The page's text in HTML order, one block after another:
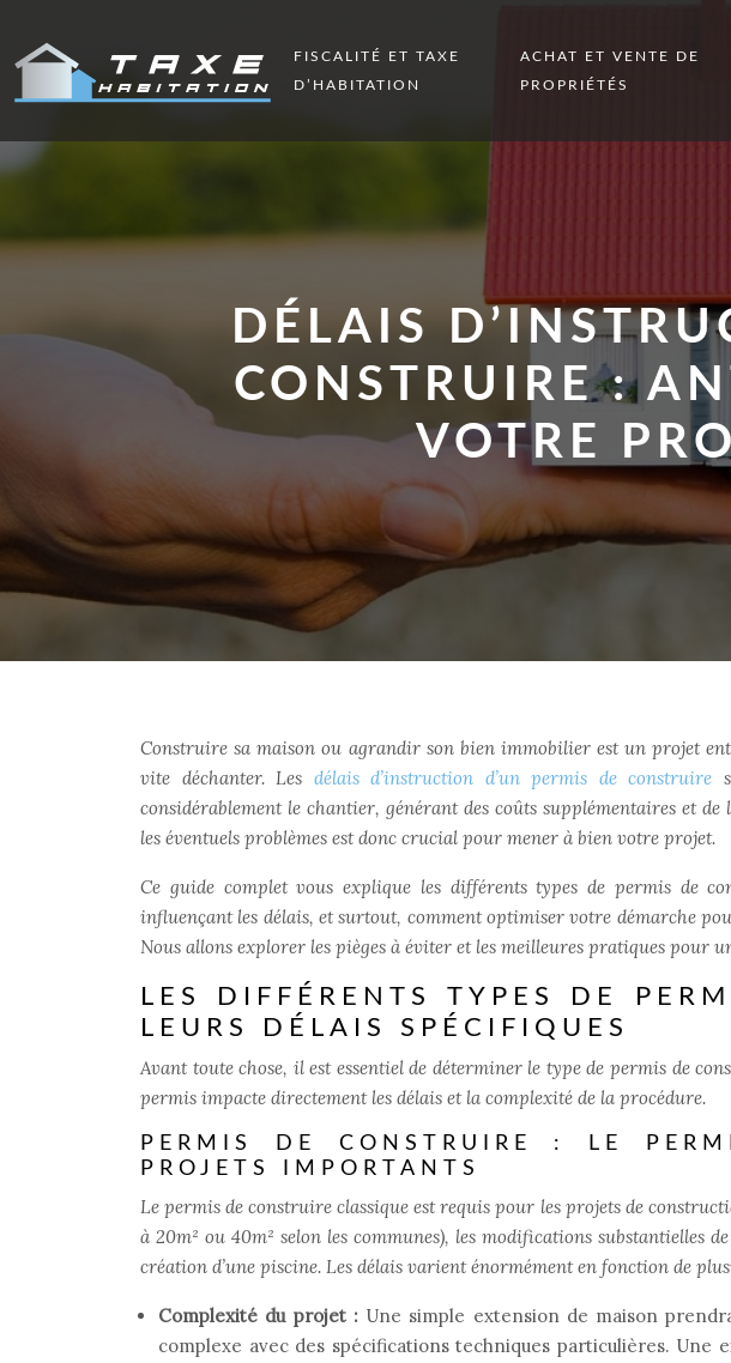
FISCALITÉ ET TAXE
D’HABITATION
ACHAT ET VENTE DE
PROPRIÉTÉS
DÉLAIS
CONSTRUIRE :
VOTRE
Construire sa maison ou agrandir son bien immobilier est un projet
vite déchanter. Les délais d’instruction d’un permis de construire
considérablement le chantier, générant des coûts supplémentaires et
les éventuels problèmes est donc crucial pour mener à bien votre projet.
Ce guide complet vous explique les différents types de permis de
influençant les délais, et surtout, comment optimiser votre démarche
Nous allons explorer les pièges à éviter et les meilleures pratiques pour
LES DIFFÉRENTS TYPES DE
LEURS DÉLAIS SPÉCIFIQUES
Avant toute chose, il est essentiel de déterminer le type de permis de
permis impacte directement les délais et la complexité de la procédure.
PERMIS DE CONSTRUIRE : LE
PROJETS IMPORTANTS
Le permis de construire classique est requis pour les projets de
à 20m² ou 40m² selon les communes), les modifications substantielles
création d’une piscine. Les délais varient énormément en fonction de
Complexité du projet : Une simple extension de maison
complexe avec des spécifications techniques particulières.